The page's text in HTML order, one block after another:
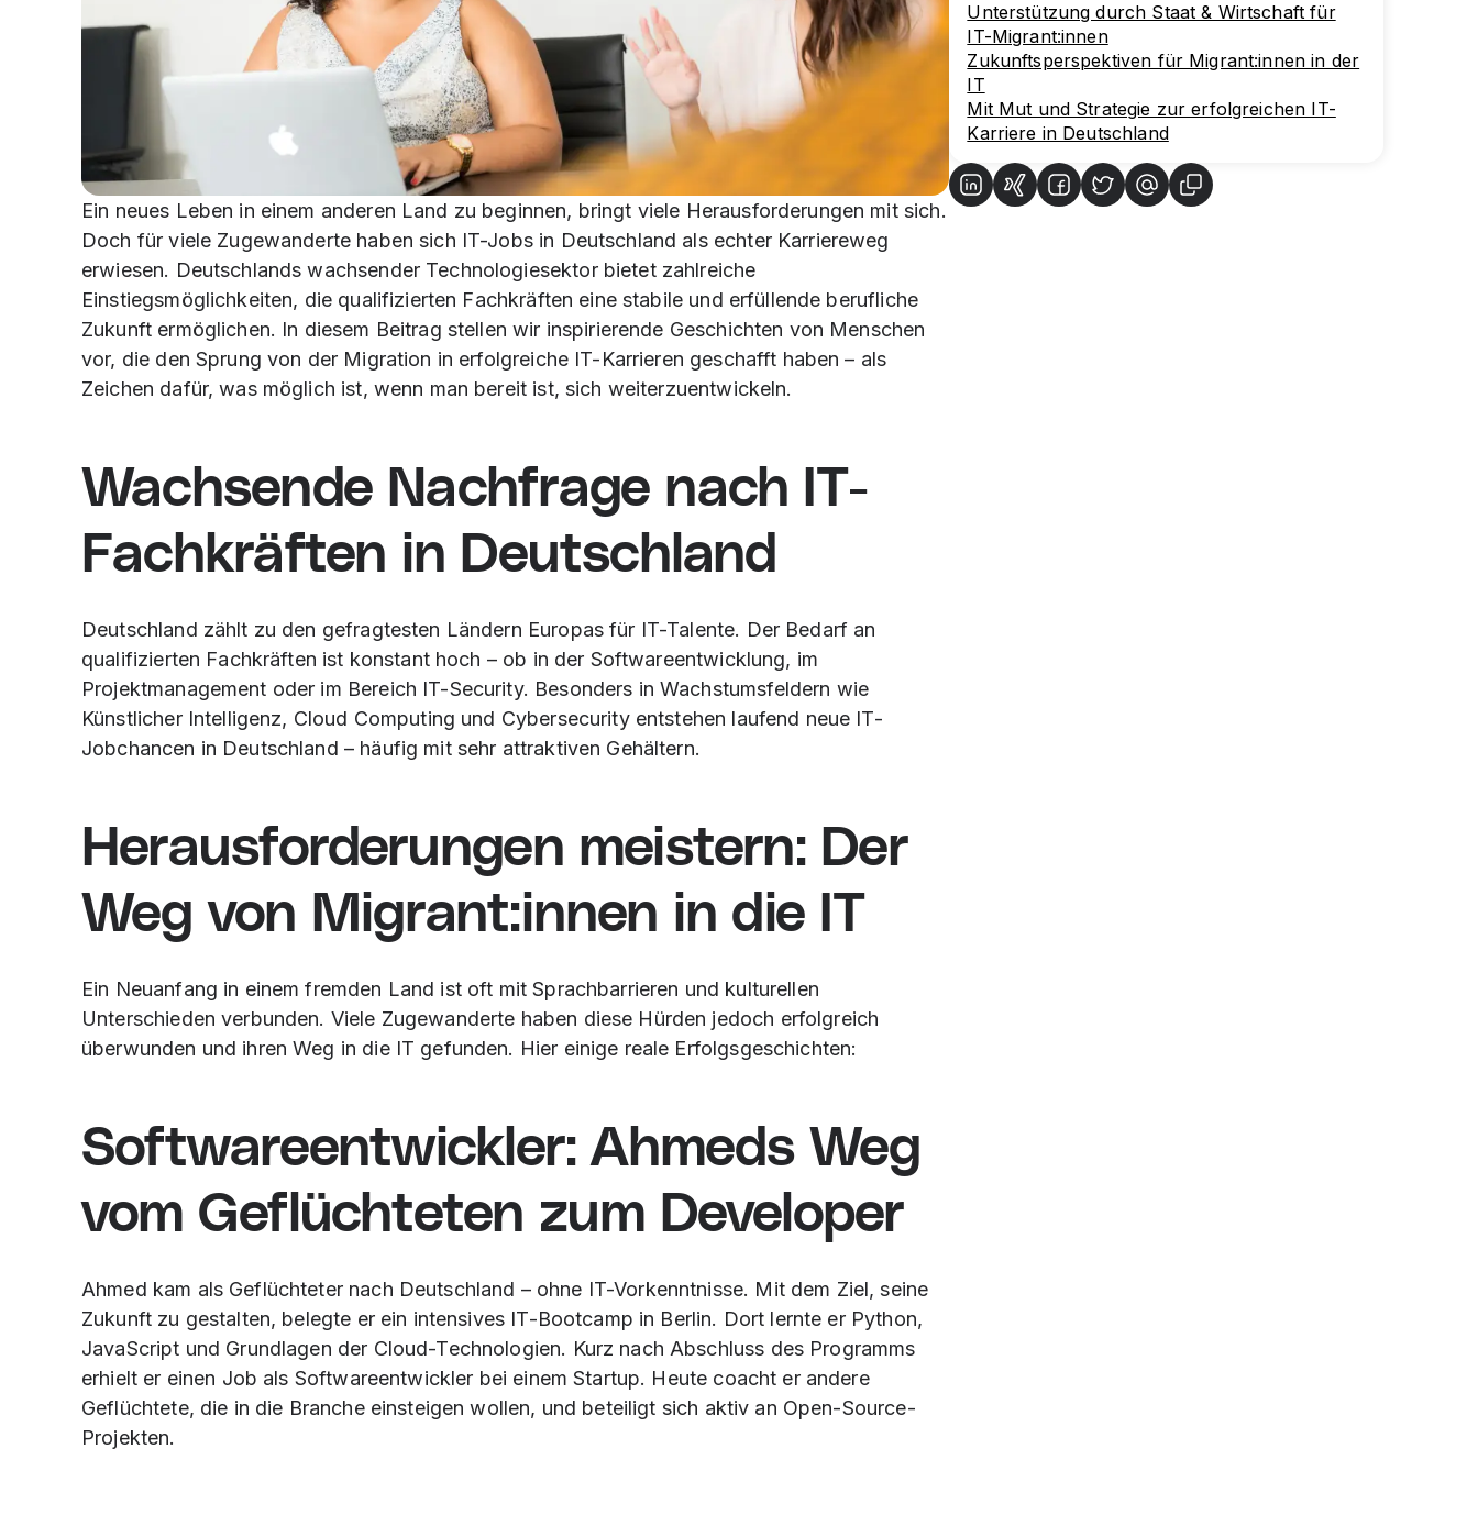
Ein neues Leben in einem anderen Land zu beginnen, bringt viele Herausforderungen mit sich.
Doch für viele Zugewanderte haben sich IT-Jobs in Deutschland als echter Karriereweg
erwiesen. Deutschlands wachsender Technologiesektor bietet zahlreiche
Einstiegsmöglichkeiten, die qualifizierten Fachkräften eine stabile und erfüllende berufliche
Zukunft ermöglichen. In diesem Beitrag stellen wir inspirierende Geschichten von Menschen
vor, die den Sprung von der Migration in erfolgreiche IT-Karrieren geschafft haben – als
Zeichen dafür, was möglich ist, wenn man bereit ist, sich weiterzuentwickeln.
Wachsende Nachfrage nach IT-
Fachkräften in Deutschland
Deutschland zählt zu den gefragtesten Ländern Europas für IT-Talente. Der Bedarf an
qualifizierten Fachkräften ist konstant hoch – ob in der Softwareentwicklung, im
Projektmanagement oder im Bereich IT-Security. Besonders in Wachstumsfeldern wie
Künstlicher Intelligenz, Cloud Computing und Cybersecurity entstehen laufend neue IT-
Jobchancen in Deutschland – häufig mit sehr attraktiven Gehältern.
Herausforderungen meistern: Der
Weg von Migrant:innen in die IT
Ein Neuanfang in einem fremden Land ist oft mit Sprachbarrieren und kulturellen
Unterschieden verbunden. Viele Zugewanderte haben diese Hürden jedoch erfolgreich
überwunden und ihren Weg in die IT gefunden. Hier einige reale Erfolgsgeschichten:
Softwareentwickler: Ahmeds Weg
vom Geflüchteten zum Developer
Ahmed kam als Geflüchteter nach Deutschland – ohne IT-Vorkenntnisse. Mit dem Ziel, seine
Zukunft zu gestalten, belegte er ein intensives IT-Bootcamp in Berlin. Dort lernte er Python,
JavaScript und Grundlagen der Cloud-Technologien. Kurz nach Abschluss des Programms
erhielt er einen Job als Softwareentwickler bei einem Startup. Heute coacht er andere
Geflüchtete, die in die Branche einsteigen wollen, und beteiligt sich aktiv an Open-Source-
Projekten.
Unterstützung durch Staat & Wirtschaft für
IT-Migrant:innen
Zukunftsperspektiven für Migrant:innen in der
IT
Mit Mut und Strategie zur erfolgreichen IT-
Karriere in Deutschland